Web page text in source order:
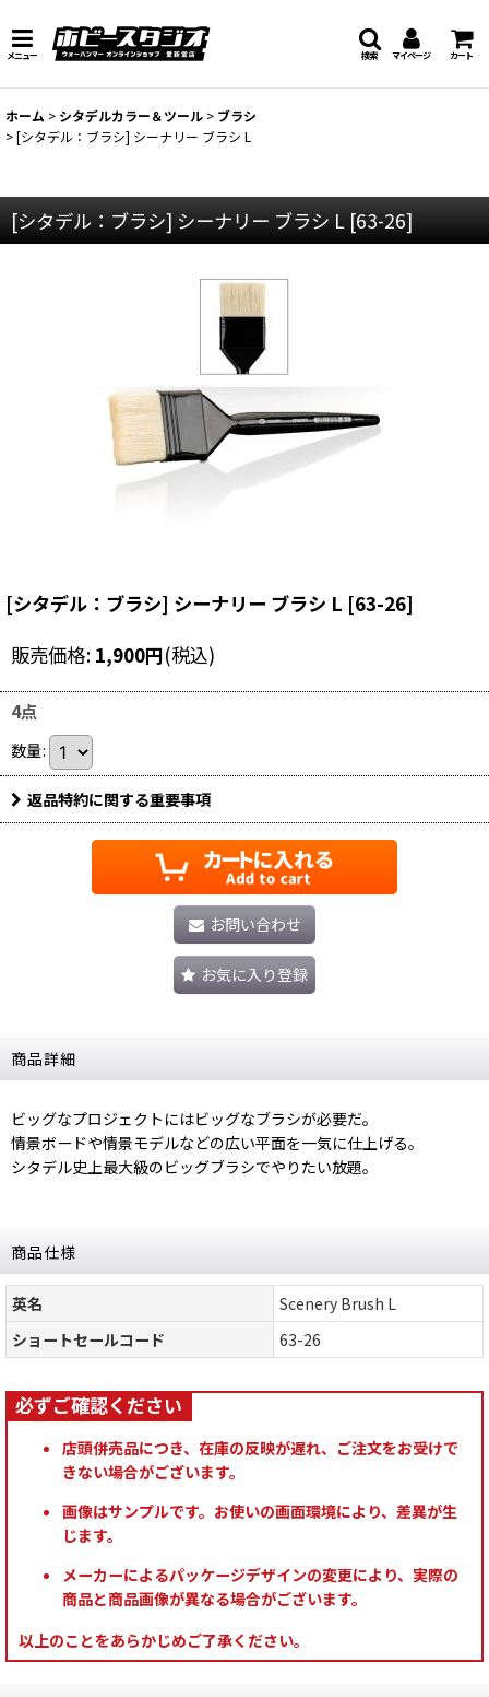
メニュー マイページ カート
検索
ホーム > シタデルカラー＆ツール > ブラシ
>[シタデル：ブラシ] シーナリー ブラシ L
[シタデル：ブラシ] シーナリー ブラシ L [63-26]
[シタデル：ブラシ] シーナリー ブラシ L [63-26]
販売価格: 1,900円(税込)
4点
数量:
返品特約に関する重要事項
お問い合わせ
お気に入り登録
商品詳細
ビッグなプロジェクトにはビッグなブラシが必要だ。
情景ボードや情景モデルなどの広い平面を一気に仕上げる。
シタデル史上最大級のビッグブラシでやりたい放題。
商品仕様
英名
Scenery Brush L
ショートセールコード
63-26
店頭併売品につき、在庫の反映が遅れ、ご注文をお受けで
きない場合がございます。
画像はサンプルです。お使いの画面環境により、差異が生
じます。
メーカーによるパッケージデザインの変更により、実際の
商品と商品画像が異なる場合がございます。
以上のことをあらかじめご了承ください。